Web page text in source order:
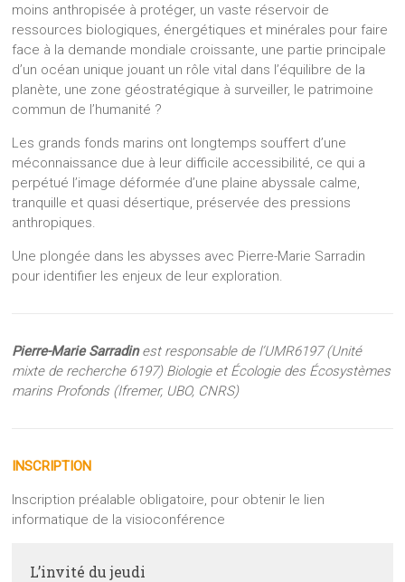
moins anthropisée à protéger, un vaste réservoir de
ressources biologiques, énergétiques et minérales pour faire
face à la demande mondiale croissante, une partie principale
d’un océan unique jouant un rôle vital dans l’équilibre de la
planète, une zone géostratégique à surveiller, le patrimoine
commun de l’humanité ?
Les grands fonds marins ont longtemps souffert d’une
méconnaissance due à leur difficile accessibilité, ce qui a
perpétué l’image déformée d’une plaine abyssale calme,
tranquille et quasi désertique, préservée des pressions
anthropiques.
Une plongée dans les abysses avec Pierre-Marie Sarradin
pour identifier les enjeux de leur exploration.
Pierre-Marie Sarradinest responsable de l’UMR6197 (Unité
mixte de recherche 6197) Biologie et Écologie des Écosystèmes
marins Profonds (Ifremer, UBO, CNRS)
INSCRIPTION
Inscription préalable obligatoire, pour obtenir le lien
informatique de la visioconférence
L’invité du jeudi